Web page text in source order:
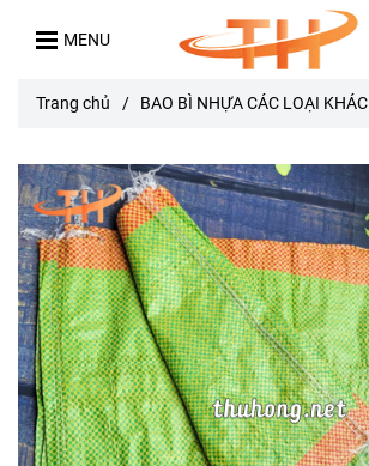
MENU
Trang chủ / BAO BÌ NHỰA CÁC LOẠI KHÁC